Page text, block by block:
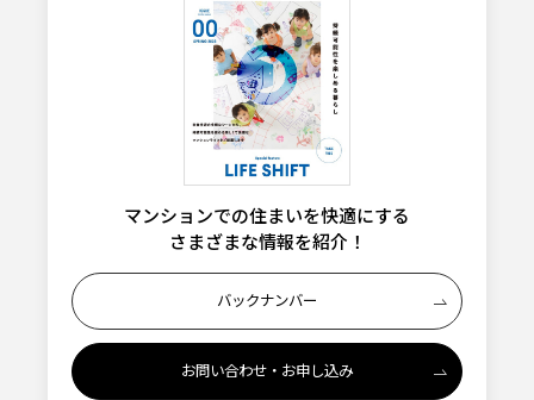
マンションでの住まいを快適にする
さまざまな情報を紹介！
バックナンバー
お問い合わせ・お申し込み